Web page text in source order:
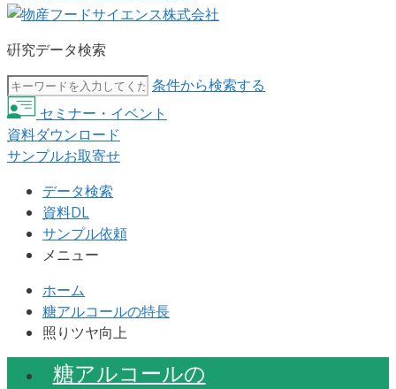
硏究データ検索
条件から検索する
セミナー・イベント
資料ダウンロード
サンプルお取寄せ
データ検索
資料DL
サンプル依頼
メニュー
ホーム
糖アルコールの特長
照りツヤ向上
糖アルコールの